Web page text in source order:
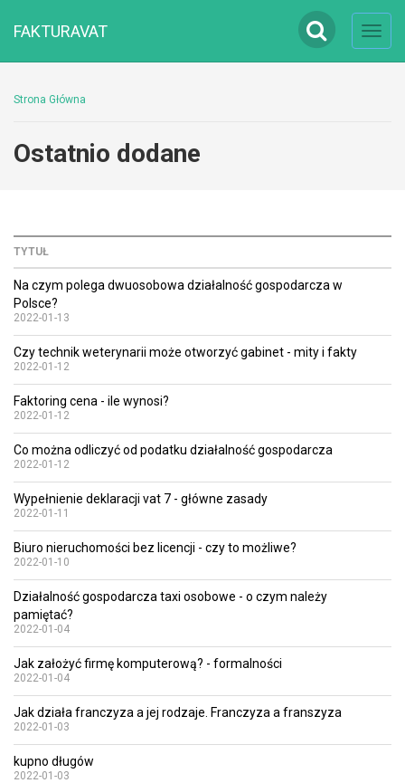
FAKTURAVAT
Strona Główna
Ostatnio dodane
TYTUŁ
Na czym polega dwuosobowa działalność gospodarcza w
Polsce?
2022-01-13
Czy technik weterynarii może otworzyć gabinet - mity i fakty
2022-01-12
Faktoring cena - ile wynosi?
2022-01-12
Co można odliczyć od podatku działalność gospodarcza
2022-01-12
Wypełnienie deklaracji vat 7 - główne zasady
2022-01-11
Biuro nieruchomości bez licencji - czy to możliwe?
2022-01-10
Działalność gospodarcza taxi osobowe - o czym należy
pamiętać?
2022-01-04
Jak założyć firmę komputerową? - formalności
2022-01-04
Jak działa franczyza a jej rodzaje. Franczyza a franszyza
2022-01-03
kupno długów
2022-01-03